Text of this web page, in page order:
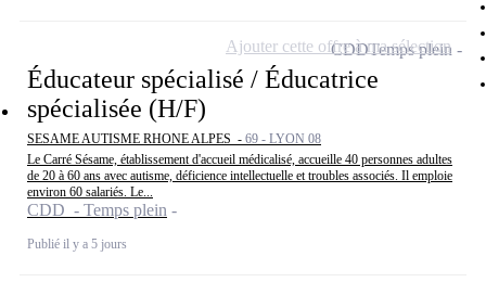
Éducateur spécialisé / Éducatrice
spécialisée (H/F)
SESAME AUTISME RHONE ALPES - 69 - LYON 08
Le Carré Sésame, établissement d'accueil médicalisé, accueille 40 personnes adultes
de 20 à 60 ans avec autisme, déficience intellectuelle et troubles associés. Il emploie
environ 60 salariés. Le...
CDD - Temps plein
Publié il y a 5 jours
CDDTemps plein
Ajouter cette offre à ma sélection